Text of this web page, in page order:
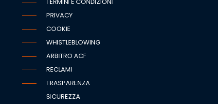
PRIVACY
COOKIE
WHISTLEBLOWING
ARBITRO ACF
RECLAMI
TRASPARENZA
SICUREZZA